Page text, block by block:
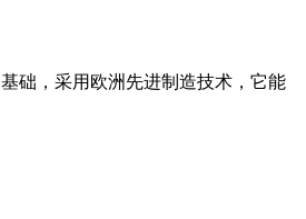
础，采用欧洲先进制造技术，它能